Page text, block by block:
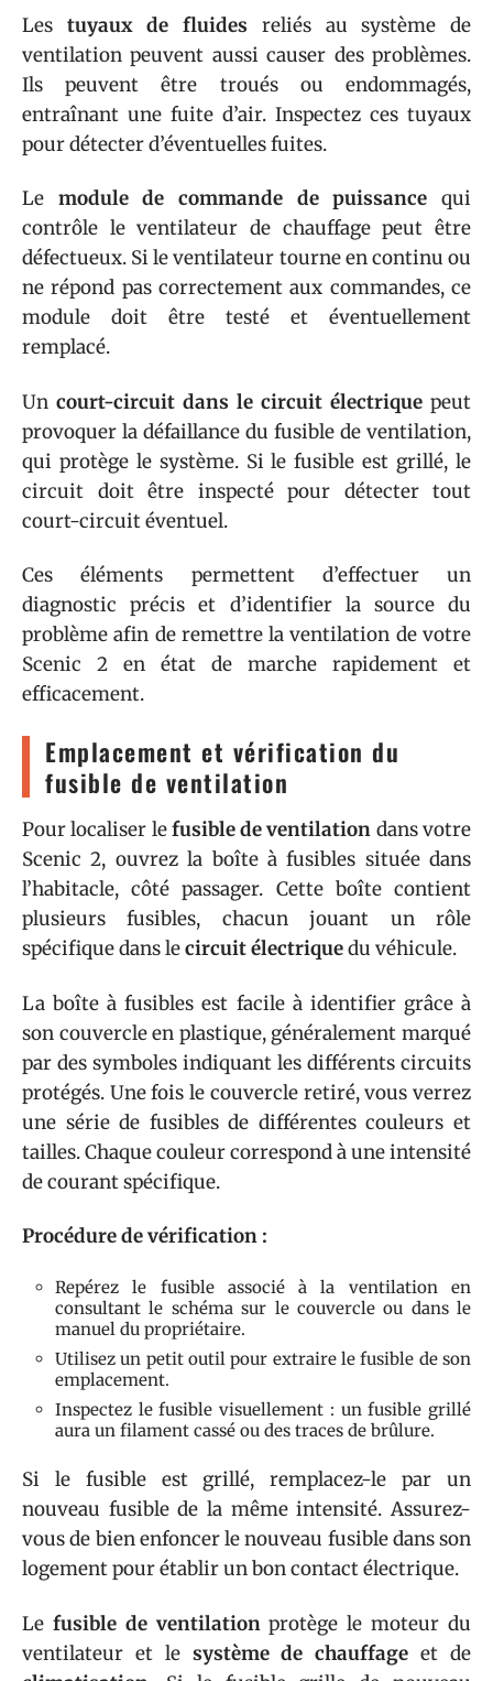
Les tuyaux de fluides reliés au système de
ventilation peuvent aussi causer des problèmes.
Ils peuvent être troués ou endommagés,
entraînant une fuite d’air. Inspectez ces tuyaux
pour détecter d’éventuelles fuites.
Le module de commande de puissance qui
contrôle le ventilateur de chauffage peut être
défectueux. Si le ventilateur tourne en continu ou
ne répond pas correctement aux commandes, ce
module doit être testé et éventuellement
remplacé.
Un court-circuit dans le circuit électrique peut
provoquer la défaillance du fusible de ventilation,
qui protège le système. Si le fusible est grillé, le
circuit doit être inspecté pour détecter tout
court-circuit éventuel.
Ces éléments permettent d’effectuer un
diagnostic précis et d’identifier la source du
problème afin de remettre la ventilation de votre
Scenic 2 en état de marche rapidement et
efficacement.
Emplacement et vérification du
fusible de ventilation
Pour localiser lefusible de ventilation dans votre
Scenic 2, ouvrez la boîte à fusibles située dans
l’habitacle, côté passager. Cette boîte contient
plusieurs fusibles, chacun jouant un rôle
spécifique dans lecircuit électriquedu véhicule.
La boîte à fusibles est facile à identifier grâce à
son couvercle en plastique, généralement marqué
par des symboles indiquant les différents circuits
protégés. Une fois le couvercle retiré, vous verrez
une série de fusibles de différentes couleurs et
tailles. Chaque couleur correspond à une intensité
de courant spécifique.
Procédure de vérification :
Repérez le fusible associé à la ventilation en
consultant le schéma sur le couvercle ou dans le
manuel du propriétaire.
Utilisez un petit outil pour extraire le fusible de son
emplacement.
Inspectez le fusible visuellement : un fusible grillé
aura un filament cassé ou des traces de brûlure.
Si le fusible est grillé, remplacez-le par un
nouveau fusible de la même intensité. Assurez-
vous de bien enfoncer le nouveau fusible dans son
logement pour établir un bon contact électrique.
Le fusible de ventilationprotège le moteur du
ventilateur et le système de chauffage et de